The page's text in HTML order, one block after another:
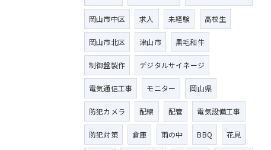
岡山市中区 求人 未経験 高校生
岡山市北区 津山市 黒毛和牛
制御盤製作 デジタルサイネージ
電気通信工事 モニター 岡山県
防犯カメラ 配線 配管 電気設備工事
防犯対策 倉庫 雨の中 BBQ 花見